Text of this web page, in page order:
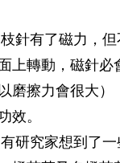
有了磁力，但
上轉動，磁針
磨擦力會很大
效。
究家想到了一